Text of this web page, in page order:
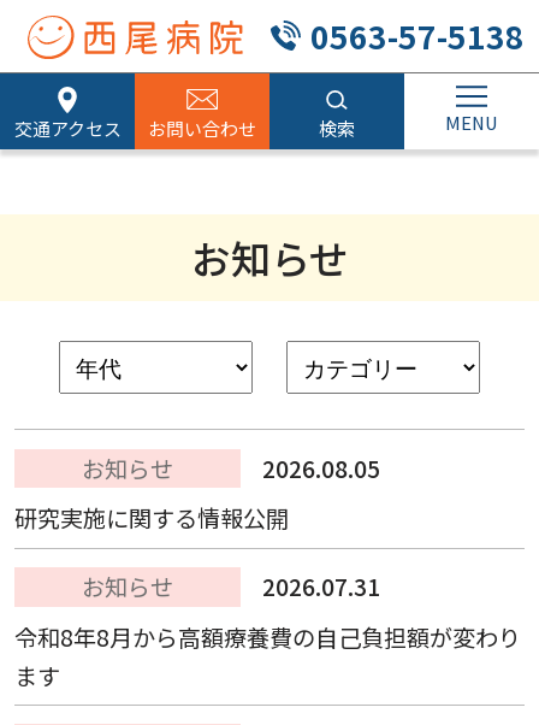
0563-57-5138
交通アクセス お問い合わせ 検索
お知らせ
お知らせ
2026.08.05
研究実施に関する情報公開
お知らせ
2026.07.31
令和8年8月から高額療養費の自己負担額が変わり
ます